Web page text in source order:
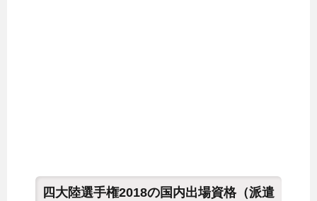
四大陸選手権2018の国内出場資格（派遣